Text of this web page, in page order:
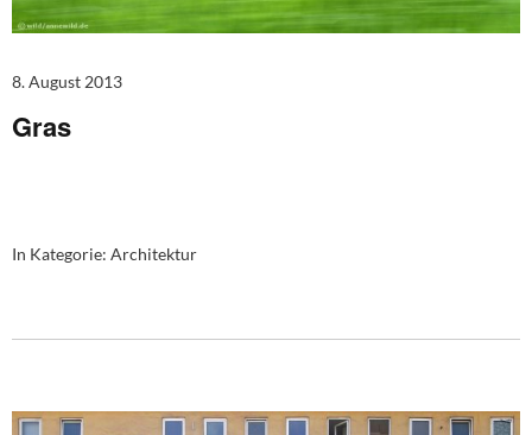
8. August 2013
Gras
In Kategorie: Architektur